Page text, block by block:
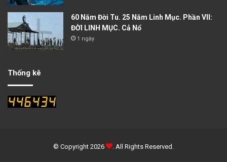
60 Năm Đời Tu. 25 Năm Linh Mục. Phần VII:
ĐỜI LINH MỤC. Cả Nổ
1 ngày
Thống kê
© Copyright 2026 . All Rights Reserved.